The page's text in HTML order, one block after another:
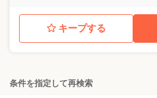
キープする
条件を指定して再検索